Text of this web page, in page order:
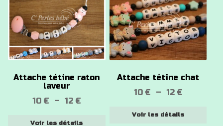
Attache tétine raton
laveur
10 € – 12 €Plage
Voir les détails
produit
a
plusieurs
variations.
Les
peuvent
choisies
Attache tétine chat
10 € – 12 €Plage
prix :
Voir les détails
produit
a
plusieurs
variations.
Les
peuvent